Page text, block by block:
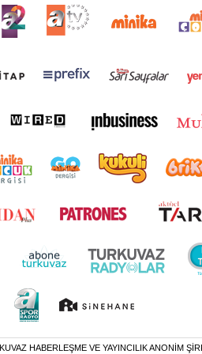
HABERLEŞME VE YAYINCILIK ANONİM